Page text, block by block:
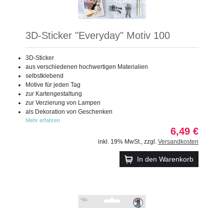
3D-Sticker "Everyday" Motiv 100
3D-Sticker
aus verschiedenen hochwertigen Materialien
selbstklebend
Motive für jeden Tag
zur Kartengestaltung
zur Verzierung von Lampen
als Dekoration von Geschenken
Mehr erfahren
6,49 €
inkl. 19% MwSt. zzgl. Versandkosten
In den Warenkorb